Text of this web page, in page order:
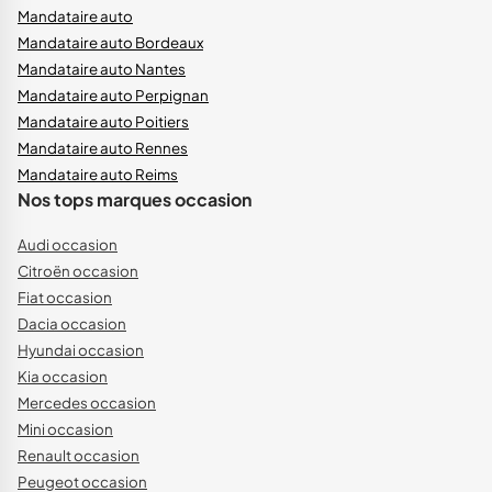
Mandataire auto
Mandataire auto Bordeaux
Mandataire auto Nantes
Mandataire auto Perpignan
Mandataire auto Poitiers
Mandataire auto Rennes
Mandataire auto Reims
Nos tops marques occasion
Audi occasion
Citroën occasion
Fiat occasion
Dacia occasion
Hyundai occasion
Kia occasion
Mercedes occasion
Mini occasion
Renault occasion
Peugeot occasion